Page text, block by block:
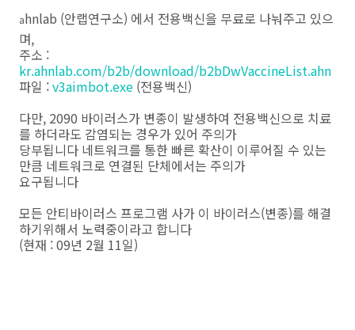
ahnlab (안랩연구소) 에서 전용백신을 무료로 나눠주고 있으
며,
주소 :
kr.ahnlab.com/b2b/download/b2bDwVaccineList.ahn
파일 :v3aimbot.exe (전용백신)
다만, 2090 바이러스가 변종이 발생하여 전용백신으로 치료
를 하더라도 감염되는 경우가 있어 주의가
당부됩니다 네트워크를 통한 빠른 확산이 이루어질 수 있는
만큼 네트워크로 연결된 단체에서는 주의가
요구됩니다
모든 안티바이러스 프로그램 사가 이 바이러스(변종)를 해결
하기위해서 노력중이라고 합니다
(현재 : 09년 2월 11일)